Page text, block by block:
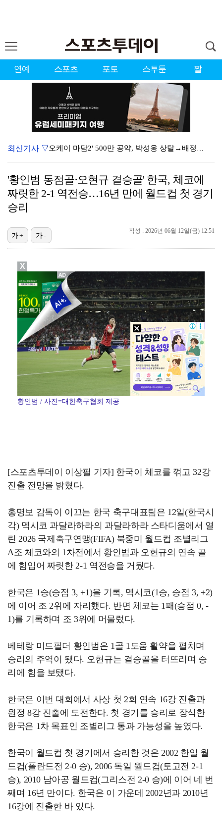
연예 스포츠 포토 스투툰 짤
'오케이 마담2' 500만 공약, 박성웅 상탈→배정남은…
황정민 폭로자 "아들 연극 몰래 관람? 소품 준비 돕고…
투수 복귀 미뤄지고 있는 오타니 "조금씩 좋아져…서두르…
[ST포토] 스트레이 키즈 승민, '두손 모으고'
최신기사 ▽
'황인범 동점골·오현규 결승골' 한국, 체코에
짜릿한 2-1 역전승…16년 만에 월드컵 첫 경기
승리
작성 : 2026년 06월 12일(금) 12:51
가+ 가-
황인범 / 사진=대한축구협회 제공
[스포츠투데이 이상필 기자] 한국이 체코를 꺾고 32강
진출 전망을 밝혔다.
홍명보 감독이 이끄는 한국 축구대표팀은 12일(한국시
각) 멕시코 과달라하라의 과달라하라 스타디움에서 열
린 2026 국제축구연맹(FIFA) 북중미 월드컵 조별리그
A조 체코와의 1차전에서 황인범과 오현규의 연속 골
에 힘입어 짜릿한 2-1 역전승을 거뒀다.
한국은 1승(승점 3, +1)을 기록, 멕시코(1승, 승점 3, +2)
에 이어 조 2위에 자리했다. 반면 체코는 1패(승점 0, -
1)를 기록하며 조 3위에 머물렀다.
베테랑 미드필더 황인범은 1골 1도움 활약을 펼치며
승리의 주역이 됐다. 오현규는 결승골을 터뜨리며 승
리에 힘을 보탰다.
한국은 이번 대회에서 사상 첫 2회 연속 16강 진출과
원정 8강 진출에 도전한다. 첫 경기를 승리로 장식한
한국은 1차 목표인 조별리그 통과 가능성을 높였다.
한국이 월드컵 첫 경기에서 승리한 것은 2002 한일 월
드컵(폴란드전 2-0 승), 2006 독일 월드컵(토고전 2-1
승), 2010 남아공 월드컵(그리스전 2-0 승)에 이어 네 번
째며 16년 만이다. 한국은 이 가운데 2002년과 2010년
16강에 진출한 바 있다.
X